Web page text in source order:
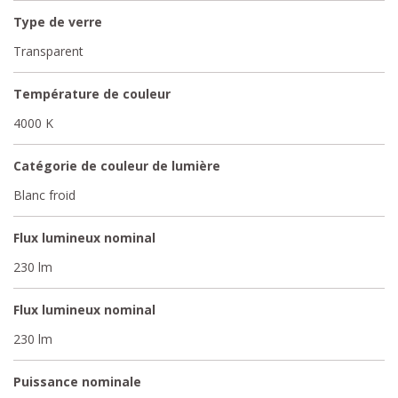
Type de verre
Transparent
Température de couleur
4000 K
Catégorie de couleur de lumière
Blanc froid
Flux lumineux nominal
230 lm
Flux lumineux nominal
230 lm
Puissance nominale